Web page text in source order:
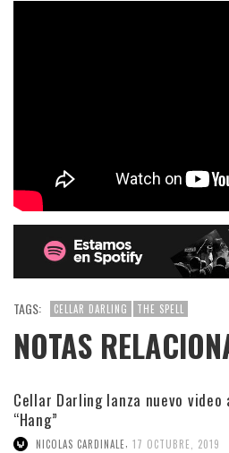
TAGS: CELLAR DARLING THE SPELL
NOTAS
Cellar Darling lanza nuevo
“Hang”
NICOLAS CARDINALE, 17 OCTUBRE, 2019